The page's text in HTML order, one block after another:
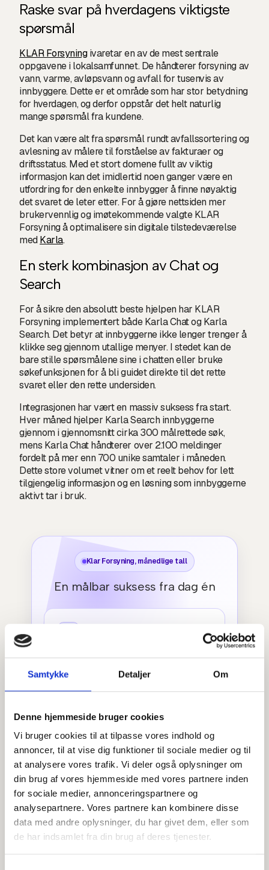
Samtykke Detaljer Om
Denne hjemmeside bruger cookies
Vi bruger cookies til at tilpasse vores indhold og
annoncer, til at vise dig funktioner til sociale medier og til
at analysere vores trafik. Vi deler også oplysninger om
din brug af vores hjemmeside med vores partnere inden
for sociale medier, annonceringspartnere og
analysepartnere. Vores partnere kan kombinere disse
data med andre oplysninger, du har givet dem, eller som
de har indsamlet fra din brug af deres tjenester.
Raske svar på hverdagens viktigste
spørsmål
KLAR Forsyningivaretar en av de mest sentrale
oppgavene i lokalsamfunnet. De håndterer forsyning av
vann, varme, avløpsvann og avfall for tusenvis av
innbyggere. Dette er et område som har stor betydning
for hverdagen, og derfor oppstår det helt naturlig
mange spørsmål fra kundene.
Det kan være alt fra spørsmål rundt avfallssortering og
avlesning av målere til forståelse av fakturaer og
driftsstatus. Med et stort domene fullt av viktig
informasjon kan det imidlertid noen ganger være en
utfordring for den enkelte innbygger å finne nøyaktig
det svaret de leter etter. For å gjøre nettsiden mer
brukervennlig og imøtekommende valgte KLAR
Forsyning å optimalisere sin digitale tilstedeværelse
medKarla.
En sterk kombinasjon av Chat og
Search
For å sikre den absolutt beste hjelpen har KLAR
Forsyning implementert både Karla Chat og Karla
Search. Det betyr at innbyggerne ikke lenger trenger å
klikke seg gjennom utallige menyer. I stedet kan de
bare stille spørsmålene sine i chatten eller bruke
søkefunksjonen for å bli guidet direkte til det rette
svaret eller den rette undersiden.
Integrasjonen har vært en massiv suksess fra start.
Hver måned hjelper Karla Search innbyggerne
gjennom i gjennomsnitt cirka 300 målrettede søk,
mens Karla Chat håndterer over 2.100 meldinger
fordelt på mer enn 700 unike samtaler i måneden.
Dette store volumet vitner om et reelt behov for lett
tilgjengelig informasjon og en løsning som innbyggerne
aktivt tar i bruk.
Klar Forsyning, månedlige tall
En målbar suksess fra dag én
KARLA SEARCH
300målrettede søk / mnd.
KARLA CHAT
2 100+meldinger / mnd.